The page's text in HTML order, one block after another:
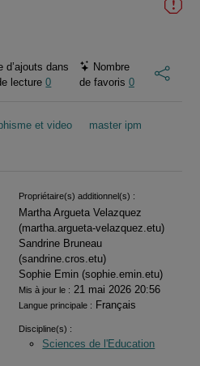
d’ajouts dans
lecture0
Nombre
de favoris 0
et video
master ipm
Propriétaire(s) additionnel(s) :
Martha Argueta Velazquez
(martha.argueta-velazquez.etu)
Sandrine Bruneau
(sandrine.cros.etu)
Sophie Emin (sophie.emin.etu)
Mis à jour le : 21 mai 2026 20:56
Langue principale : Français
Discipline(s) :
Sciences de l'Education